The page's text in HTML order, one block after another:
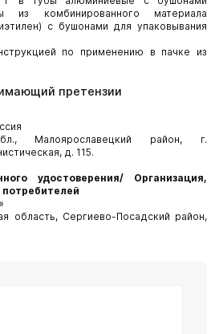
комбинированного материала
с бушонами для упаковывания
по применению в пачке из
претензии
Малоярославецкий район, г.
д. 115.
удостоверения/ Организация,
область, Сергиево-Посадский район,